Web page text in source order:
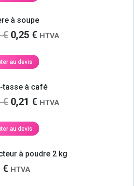
0,25 €.0,21 €.
à soupe
€ Le
initial
0,30 €.
0,25 €Le
actuel
0,25 €.
HTVA
au devis
tasse à café
€ Le
initial
0,25 €.
0,21 €Le
actuel
0,21 €.
HTVA
au devis
à poudre 2 kg
€ HTVA